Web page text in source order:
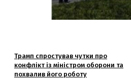
Трамп спростував чутки про
конфлікт із міністром оборони та
похвалив його роботу